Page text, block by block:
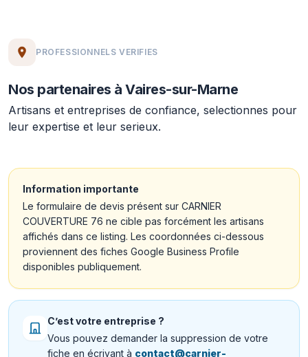
PROFESSIONNELS VERIFIES
Nos partenaires à Vaires-sur-Marne
Artisans et entreprises de confiance, selectionnes pour
leur expertise et leur serieux.
Information importante
Le formulaire de devis présent sur CARNIER
COUVERTURE 76 ne cible pas forcément les artisans
affichés dans ce listing. Les coordonnées ci-dessous
proviennent des fiches Google Business Profile
disponibles publiquement.
C’est votre entreprise ?
Vous pouvez demander la suppression de votre
fiche en écrivant à contact@carnier-